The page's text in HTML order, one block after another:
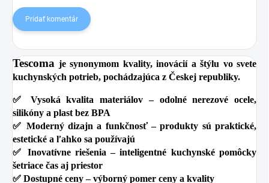
Pridať komentár
Tescoma je synonymom kvality, inovácií a štýlu vo svete
kuchynských potrieb, pochádzajúca z Českej republiky.
✅ Vysoká kvalita materiálov – odolné nerezové ocele,
silikóny a plast bez BPA
✅ Moderný dizajn a funkčnosť– produkty sú praktické,
estetické a ľahko sa používajú
✅ Inovatívne riešenia– inteligentné kuchynské pomôcky
šetriace čas aj priestor
✅ Dostupné ceny– výborný pomer ceny a kvality